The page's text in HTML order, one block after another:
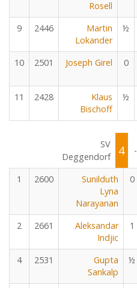
Rosell
9 2446
Martin
Lokander
½
10 2501 Joseph Girel 0
11 2428
Klaus
Bischoff
½
SV
Deggendorf
4 -
1
2600
Sunilduth
Lyna
Narayanan
0
2 2661
Aleksandar
Indjic
1
4 2531
Gupta
Sankalp
½